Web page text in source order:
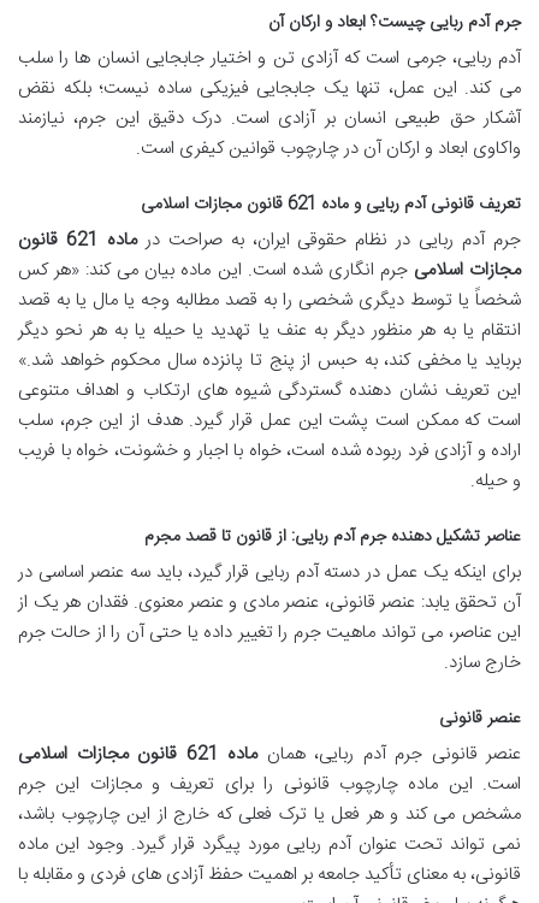
جرم آدم ربایی چیست؟ ابعاد و ارکان آن
آدم ربایی، جرمی است که آزادی تن و اختیار جابجایی انسان ها را سلب
می کند. این عمل، تنها یک جابجایی فیزیکی ساده نیست؛ بلکه نقض
آشکار حق طبیعی انسان بر آزادی است. درک دقیق این جرم، نیازمند
واکاوی ابعاد و ارکان آن در چارچوب قوانین کیفری است.
تعریف قانونی آدم ربایی و ماده 621 قانون مجازات اسلامی
جرم آدم ربایی در نظام حقوقی ایران، به صراحت در
ماده 621 قانون
مجازات اسلامی جرم انگاری شده است. این ماده بیان می کند: «هر کس
شخصاً یا توسط دیگری شخصی را به قصد مطالبه وجه یا مال یا به قصد
انتقام یا به هر منظور دیگر به عنف یا تهدید یا حیله یا به هر نحو دیگر
برباید یا مخفی کند، به حبس از پنج تا پانزده سال محکوم خواهد شد.»
این تعریف نشان دهنده گستردگی شیوه های ارتکاب و اهداف متنوعی
است که ممکن است پشت این عمل قرار گیرد. هدف از این جرم، سلب
اراده و آزادی فرد ربوده شده است، خواه با اجبار و خشونت، خواه با فریب
و حیله.
عناصر تشکیل دهنده جرم آدم ربایی: از قانون تا قصد مجرم
برای اینکه یک عمل در دسته آدم ربایی قرار گیرد، باید سه عنصر اساسی در
آن تحقق یابد: عنصر قانونی، عنصر مادی و عنصر معنوی. فقدان هر یک از
این عناصر، می تواند ماهیت جرم را تغییر داده یا حتی آن را از حالت جرم
خارج سازد.
عنصر قانونی
عنصر قانونی جرم آدم ربایی، همانماده 621 قانون مجازات اسلامی
است. این ماده چارچوب قانونی را برای تعریف و مجازات این جرم
مشخص می کند و هر فعل یا ترک فعلی که خارج از این چارچوب باشد،
نمی تواند تحت عنوان آدم ربایی مورد پیگرد قرار گیرد. وجود این ماده
قانونی، به معنای تأکید جامعه بر اهمیت حفظ آزادی های فردی و مقابله با